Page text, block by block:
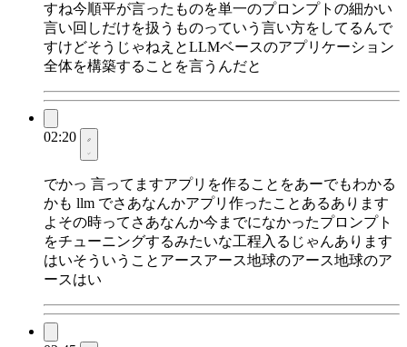
すね今順平が言ったものを単一のプロンプトの細かい
言い回しだけを扱うものっていう言い方をしてるんで
すけどそうじゃねえとLLMベースのアプリケーション
全体を構築することを言うんだと
02:20
でかっ 言ってますアプリを作ることをあーでもわかる
かも llm でさあなんかアプリ作ったことあるあります
よその時ってさあなんか今までになかったプロンプト
をチューニングするみたいな工程入るじゃんあります
はいそういうことアースアース地球のアース地球のア
ースはい